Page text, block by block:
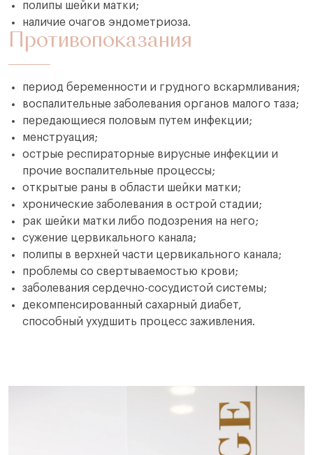
полипы шейки матки;
наличие очагов эндометриоза.
Противопоказания
период беременности и грудного вскармливания;
воспалительные заболевания органов малого таза;
передающиеся половым путем инфекции;
менструация;
острые респираторные вирусные инфекции и
прочие воспалительные процессы;
открытые раны в области шейки матки;
хронические заболевания в острой стадии;
рак шейки матки либо подозрения на него;
сужение цервикального канала;
полипы в верхней части цервикального канала;
проблемы со свертываемостью крови;
заболевания сердечно-сосудистой системы;
декомпенсированный сахарный диабет,
способный ухудшить процесс заживления.